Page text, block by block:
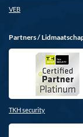
VEB
Partners /
TKH security